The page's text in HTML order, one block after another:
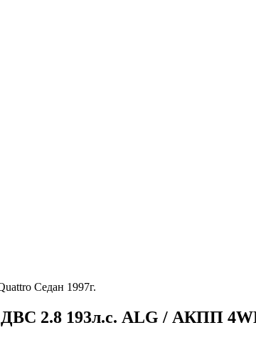
Седан 1997г.
ДВС 2.8 193л.с. ALG / АКПП